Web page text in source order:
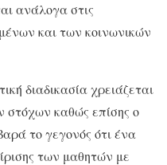
ανάλογα στις
και των κοινωνικών
διαδικασία χρειάζεται
καθώς επίσης ο
το γεγονός ότι ένα
των μαθητών με